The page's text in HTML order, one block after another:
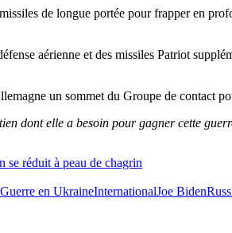
de longue portée pour frapper en
aérienne et des missiles Patriot
un sommet du Groupe de contact
dont elle a besoin pour gagner cette
réduit à peau de chagrin
Guerre en UkraineInternationalJoe Biden